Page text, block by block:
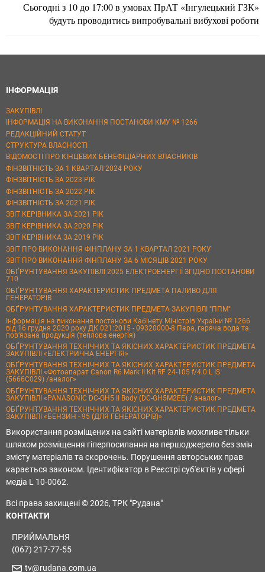
Сьогодні з 10 до 17:00 в умовах ПрАТ «Інгулецький ГЗК»
будуть проводитись випробувальні вибухові роботи
ІНФОРМАЦІЯ
ЗАКУПІВЛІ
ІНФОРМАЦІЯ НА ВИКОНАННЯ ПОСТАНОВИ КМУ № 1266
РЕДАКЦІЙНИЙ СТАТУТ
СТРУКТУРА ВЛАСНОСТІ
ВІДОМОСТІ ПРО КІНЦЕВИХ БЕНЕФІЦІАРНИХ ВЛАСНИКІВ
ФІНЗВІТНІСТЬ ЗА 1 КВАРТАЛ 2024 РОКУ
ФІНЗВІТНІСТЬ ЗА 2023 РІК
ФІНЗВІТНІСТЬ ЗА 2022 РІК
ФІНЗВІТНІСТЬ ЗА 2021 РІК
ЗВІТ КЕРІВНИКА ЗА 2021 РІК
ЗВІТ КЕРІВНИКА ЗА 2020 РІК
ЗВІТ КЕРІВНИКА ЗА 2019 РІК
ЗВІТ ПРО ВИКОНАННЯ ФІНПЛАНУ ЗА 1 КВАРТАЛ 2021 РОКУ
ЗВІТ ПРО ВИКОНАННЯ ФІНПЛАНУ ЗА 6 МІСЯЦІВ 2021 РОКУ
ОБҐРУНТУВАННЯ ЗАКУПІВЛІ 2025 ЕЛЕКТРОЕНЕРГІЇ ЗГІДНО ПОСТАНОВИ
710
ОБҐРУНТУВАННЯ ХАРАКТЕРИСТИК ПРЕДМЕТА ПАЛИВО ДЛЯ
ГЕНЕРАТОРІВ
ОБҐРУНТУВАННЯ ХАРАКТЕРИСТИК ПРЕДМЕТА ЗАКУПІВЛІ "ППМ"
Інформація на виконання постанови Кабінету Міністрів України № 1266
від 16 грудня 2020 року ДК 021:2015 - 09320000-8 Пара, гаряча вода та
пов’язана продукція (теплова енергія)
ОБҐРУНТУВАННЯ ТЕХНІЧНИХ ТА ЯКІСНИХ ХАРАКТЕРИСТИК ПРЕДМЕТА
ЗАКУПІВЛІ «ЕЛЕКТРИЧНА ЕНЕРГІЯ»
ОБҐРУНТУВАННЯ ТЕХНІЧНИХ ТА ЯКІСНИХ ХАРАКТЕРИСТИК ПРЕДМЕТА
ЗАКУПІВЛІ «Фотоапарат Canon R6 Mark II Kit RF 24-105 f/4.0 L IS
(5666C029) /аналог»
ОБҐРУНТУВАННЯ ТЕХНІЧНИХ ТА ЯКІСНИХ ХАРАКТЕРИСТИК ПРЕДМЕТА
ЗАКУПІВЛІ «PANASONIC DC-GH5 II Body (DC-GH5M2EE) / аналог»
ОБҐРУНТУВАННЯ ТЕХНІЧНИХ ТА ЯКІСНИХ ХАРАКТЕРИСТИК ПРЕДМЕТА
ЗАКУПІВЛІ «БЕНЗИН - 95 (ДЛЯ ГЕНЕРАТОРІВ)»
Використання розміщених на сайті матеріалів можливе тільки
шляхом розміщення гіперпосилання на першоджерело без змін
змісту матеріалів та скорочень. Порушення авторських прав
карається законом. Ідентифікатор в Реєстрі суб'єктів у сфері
медіа L 10-0062.
Всі права захищені © 2026, ТРК "Рудана"
КОНТАКТИ
ПРИЙМАЛЬНЯ
(067) 217-77-55
tv@rudana.com.ua